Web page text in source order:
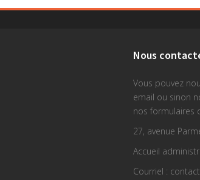
Nous
Vous pouvez
email ou sinon
nos formulaires
27, avenue
Accueil
Courriel :